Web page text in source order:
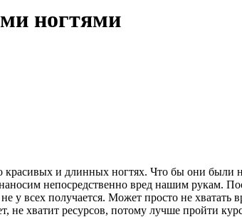
ногтями
и длинных ногтях. Что бы они были
непосредственно вред нашим рукам.
у всех получается. Может просто не
не хватит ресурсов, потому лучше пройти